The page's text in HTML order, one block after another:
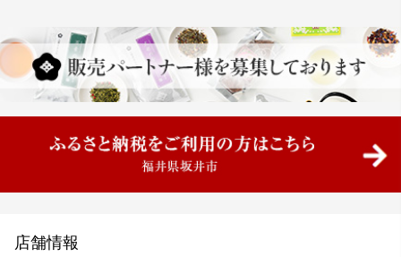
店舗情報